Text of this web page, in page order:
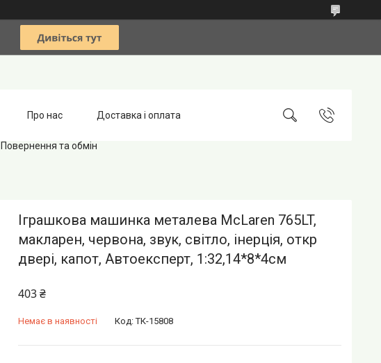
Про нас Доставка і оплата
Повернення та обмін
Іграшкова машинка металева McLaren 765LT,
макларен, червона, звук, світло, інерція, откр
двері, капот, Автоексперт, 1:32,14*8*4см
403 ₴
Немає в наявності Код:ТК-15808